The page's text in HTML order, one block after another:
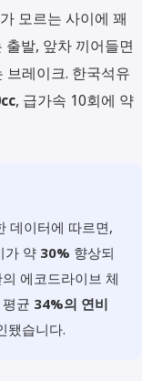
모르는 사이에 꽤
발, 앞차 끼어들면
브레이크. 한국석유
, 급가속 10회에 약
데이터에 따르면,
가 약 30% 향상되
에코드라이브 체
균 34%의 연비
됐습니다.